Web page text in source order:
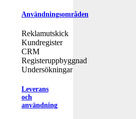
Användningsområden
Reklamutskick
Kundregister
CRM
Registeruppbyggnad
Undersökningar
Leverans
och
användning